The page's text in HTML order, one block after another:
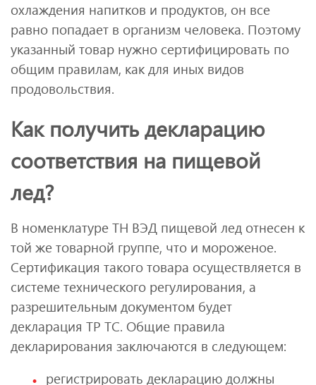
охлаждения напитков и продуктов, он все
равно попадает в организм человека. Поэтому
указанный товар нужно сертифицировать по
общим правилам, как для иных видов
продовольствия.
Как получить декларацию
соответствия на пищевой
лед?
В номенклатуре ТН ВЭД пищевой лед отнесен к
той же товарной группе, что и мороженое.
Сертификация такого товара осуществляется в
системе технического регулирования, а
разрешительным документом будет
декларация ТР ТС. Общие правила
декларирования заключаются в следующем:
регистрировать декларацию должны